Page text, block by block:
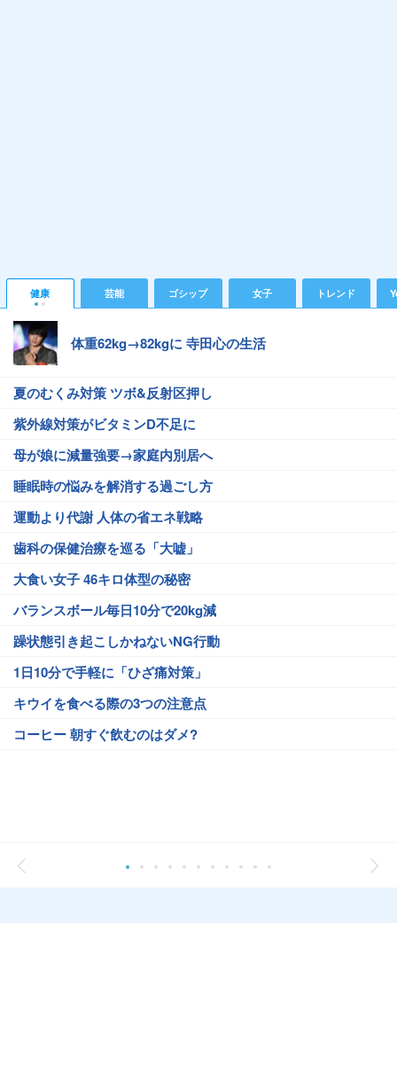
健康 芸能 ゴシップ 女子 トレンド
体重62kg→82kgに 寺田心の生活
夏のむくみ対策 ツボ&反射区押し
紫外線対策がビタミンD不足に
母が娘に減量強要→家庭内別居へ
睡眠時の悩みを解消する過ごし方
運動より代謝 人体の省エネ戦略
歯科の保健治療を巡る「大嘘」
大食い女子 46キロ体型の秘密
バランスボール毎日10分で20kg減
躁状態引き起こしかねないNG行動
1日10分で手軽に「ひざ痛対策」
キウイを食べる際の3つの注意点
コーヒー 朝すぐ飲むのはダメ?